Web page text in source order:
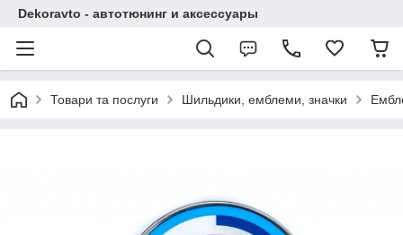
Dekoravto - автотюнинг и аксессуары
Товари та послуги Шильдики, емблеми, значки